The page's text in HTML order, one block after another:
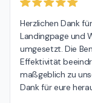
Herzlichen Dank
Landingpage und
umgesetzt. Die
Effektivität
maßgeblich zu
Dank für eure